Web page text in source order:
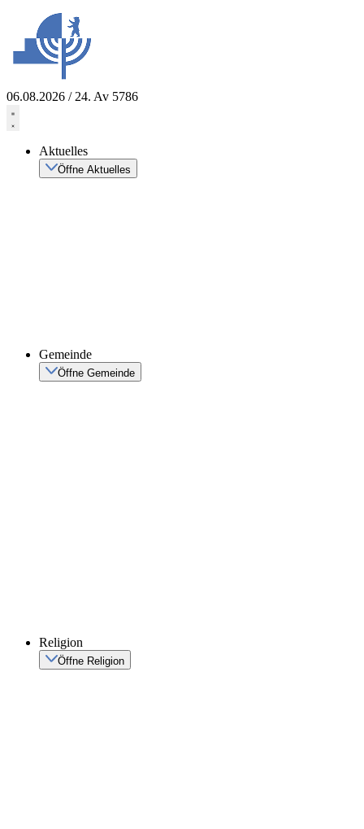
springen
06.08.2026 / 24. Av 5786
Aktuelles
Öffne Aktuelles
Gemeinde
Öffne Gemeinde
Religion
Öffne Religion